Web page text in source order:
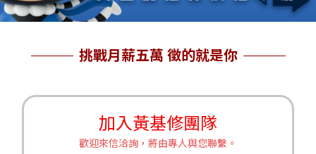
挑戰月薪五萬 徵的就是你
加入黃基修團隊
歡迎來信洽詢，將由專人與您聯繫。